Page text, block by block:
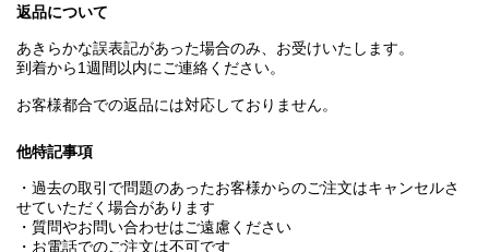
返品について
あきらかな誤表記があった場合のみ、お受けいたします。
到着から1週間以内にご連絡ください。
お客様都合での返品には対応しておりません。
他特記事項
・過去の取引で問題のあったお客様からのご注文はキャンセルさ
せていただく場合があります
・質問やお問い合わせはご遠慮ください
・お電話でのご注文は不可です